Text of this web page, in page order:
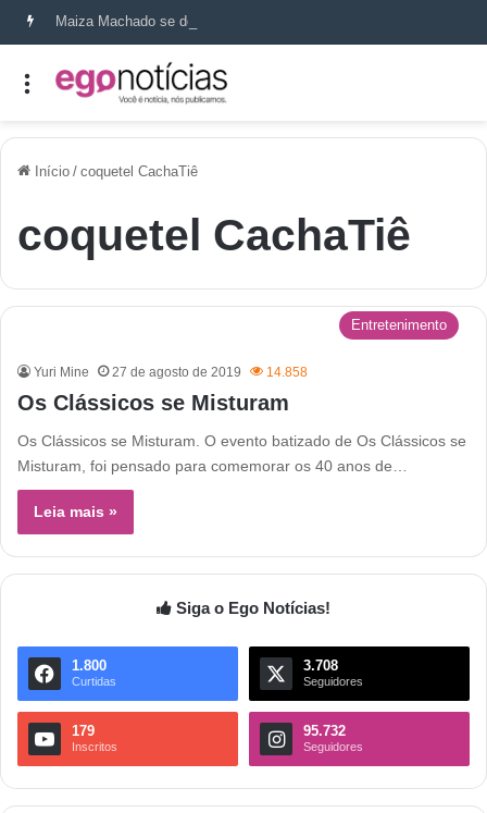
Início / coquetel CachaTiê
coquetel CachaTiê
Entretenimento
Yuri Mine 27 de agosto de 2019 14.858
Os Clássicos se Misturam
Os Clássicos se Misturam. O evento batizado de Os Clássicos se
Misturam, foi pensado para comemorar os 40 anos de…
Leia mais »
Siga o Ego Notícias!
1.800
Curtidas
3.708
Seguidores
179
Inscritos
95.732
Seguidores